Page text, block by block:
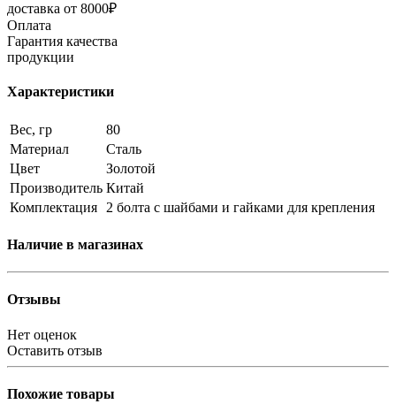
доставка от 8000₽
Оплата
Гарантия качества
продукции
Характеристики
Вес, гр
80
Материал
Сталь
Цвет
Золотой
Производитель Китай
Комплектация
2 болта с шайбами и гайками для крепления
Наличие в магазинах
Отзывы
Нет оценок
Оставить отзыв
Похожие товары